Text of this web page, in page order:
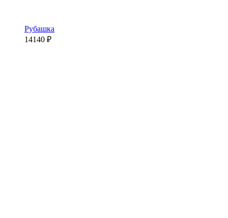
Рубашка
14140 ₽